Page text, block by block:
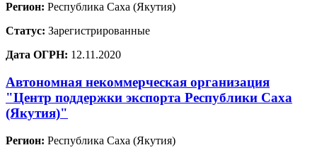
Регион: Республика Саха (Якутия)
Статус: Зарегистрированные
Дата ОГРН: 12.11.2020
Автономная некоммерческая организация
"Центр поддержки экспорта Республики Саха
(Якутия)"
Регион: Республика Саха (Якутия)